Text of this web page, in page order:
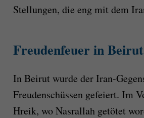
Stellungen, die eng mit dem
Freudenfeuer in Beirut
In Beirut wurde der Iran-
Freudenschüssen gefeiert. Im
Hreik, wo Nasrallah getötet